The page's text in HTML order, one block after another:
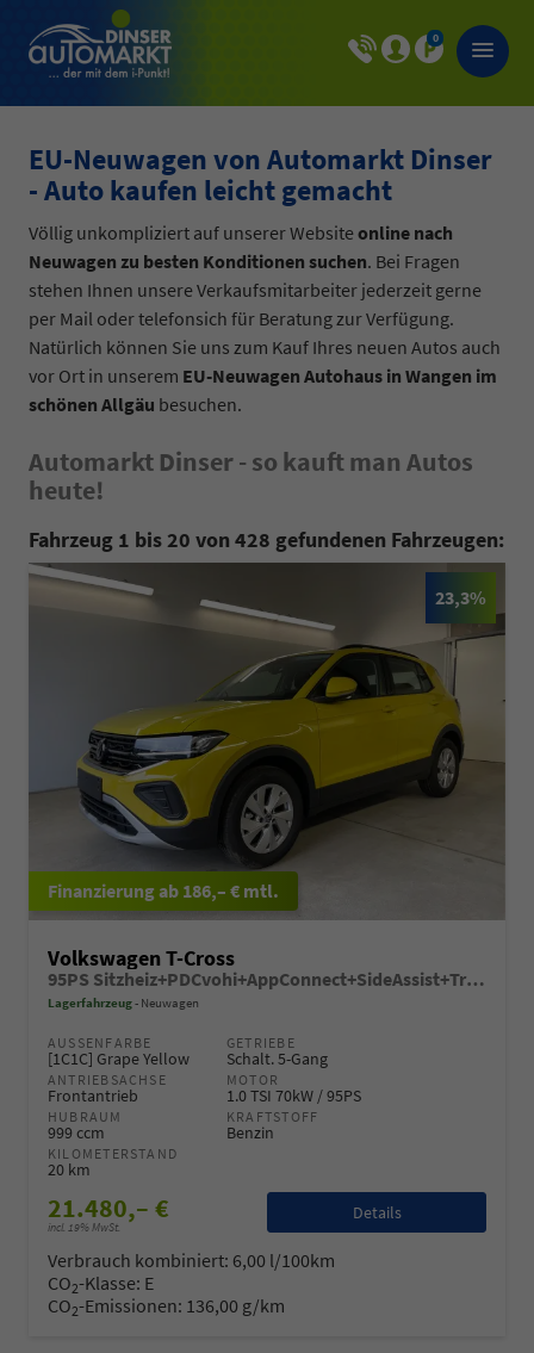
0
EU-Neuwagen von Automarkt Dinser
- Auto kaufen leicht gemacht
Völlig unkompliziert auf unserer Websiteonline nach
Neuwagen zu besten Konditionen suchen. Bei Fragen
stehen Ihnen unsere Verkaufsmitarbeiter jederzeit gerne
per Mail oder telefonsich für Beratung zur Verfügung.
Natürlich können Sie uns zum Kauf Ihres neuen Autos auch
vor Ort in unserem EU-Neuwagen Autohaus in Wangen im
schönen Allgäu besuchen.
Automarkt Dinser - so kauft man Autos
heute!
Fahrzeug 1 bis 20 von 428 gefundenen Fahrzeugen:
23,3%
ab 186,– € mtl.
Volkswagen T-Cross
95PS Sitzheiz+PDCvohi+AppConnect+SideAssist+TravelAssist+ACC+Klima
Lagerfahrzeug Neuwagen
AUSSENFARBE
[1C1C] Grape Yellow
GETRIEBE
Schalt. 5-Gang
ANTRIEBSACHSE
Frontantrieb
MOTOR
1.0 TSI 70kW / 95PS
HUBRAUM
999 ccm
KRAFTSTOFF
Benzin
KILOMETERSTAND
20 km
21.480,– €
incl. 19% MwSt.
Details
Verbrauch kombiniert: 6,00 l/100km
CO2-Klasse: E
CO2-Emissionen: 136,00 g/km